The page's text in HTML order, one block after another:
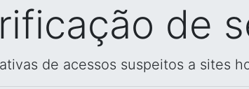
de
de acessos suspeitos a sites